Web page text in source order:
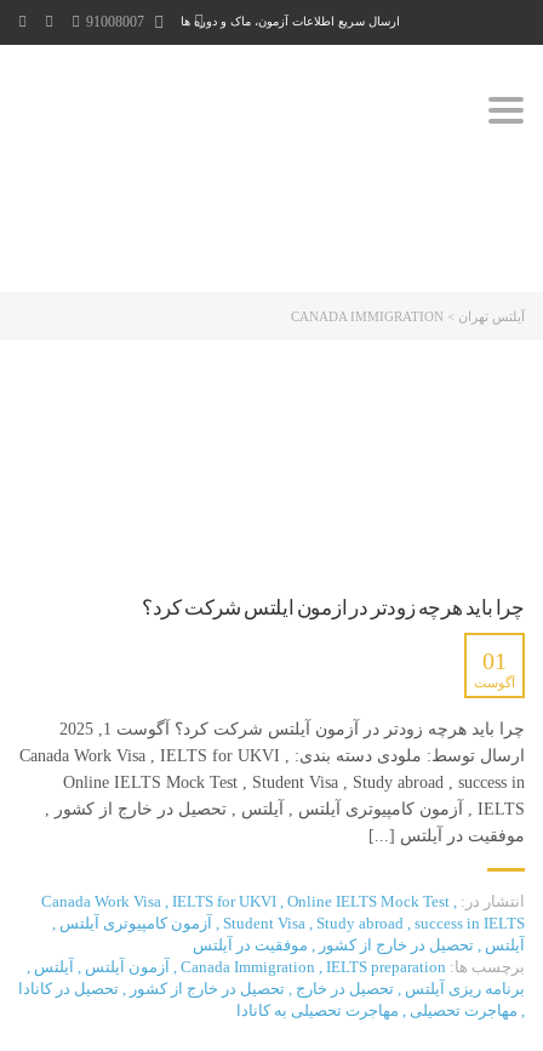
ارسال سریع اطلاعات آزمون، ماک و دوره ها 91008007
Toggle
آیلتس تهران >
CANADA IMMIGRATION
چرا باید هرچه زودتر در آزمون آیلتس شرکت کرد؟
01
آگوست
چرا باید هرچه زودتر در آزمون آیلتس شرکت کرد؟ آگوست 1, 2025
ارسال توسط: ملودی دسته بندی: Canada Work Visa , IELTS for UKVI ,
Online IELTS Mock Test , Student Visa , Study abroad , success in
IELTS , آزمون کامپیوتری آیلتس , آیلتس , تحصیل در خارج از کشور ,
موفقیت در آیلتس [...]
انتشار در: Canada Work Visa , IELTS for UKVI , Online IELTS Mock Test ,
Student Visa , Study abroad , success in IELTS
, آزمون کامپیوتری آیلتس ,
آیلتس , تحصیل در خارج از کشور , موفقیت در آیلتس
برچسب ها:
Canada Immigration , IELTS preparation
, آزمون آیلتس , آیلتس ,
برنامه ریزی آیلتس , تحصیل در خارج , تحصیل در خارج از کشور , تحصیل در کانادا
, مهاجرت تحصیلی , مهاجرت تحصیلی به کانادا